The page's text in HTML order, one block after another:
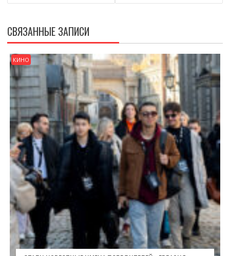
СВЯЗАННЫЕ ЗАПИСИ
КИНО